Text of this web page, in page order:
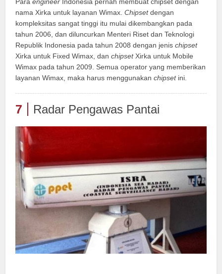
nama Xirka untuk layanan Wimax.Chipsetdengan
kompleksitas sangat tinggi itu mulai dikembangkan pada
tahun 2006, dan diluncurkan Menteri Riset dan Teknologi
Republik Indonesia pada tahun 2008 dengan jenischipset
Xirka untuk Fixed Wimax, danchipsetXirka untuk Mobile
Wimax pada tahun 2009. Semua operator yang memberikan
layanan Wimax, maka harus menggunakanchipsetini.
7 Radar Pengawas Pantai